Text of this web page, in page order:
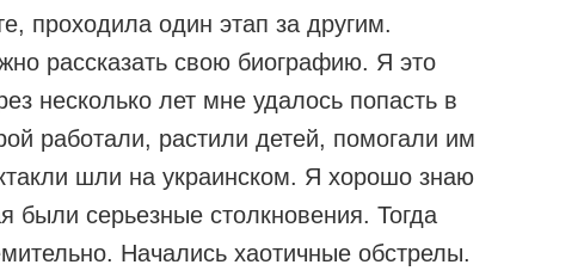
проходила один этап за другим.
рассказать свою биографию. Я это
несколько лет мне удалось попасть в
работали, растили детей, помогали им
шли на украинском. Я хорошо знаю
серьезные столкновения. Тогда
Начались хаотичные обстрелы.